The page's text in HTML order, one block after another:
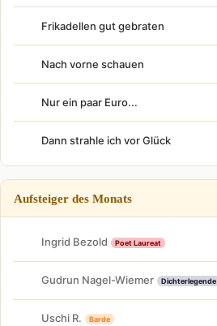
Frikadellen gut gebraten
Nach vorne schauen
Nur ein paar Euro...
Dann strahle ich vor Glück
Aufsteiger des Monats
Ingrid Bezold Poet Laureat
Gudrun Nagel-Wiemer Dichterlegende
Uschi R. Barde